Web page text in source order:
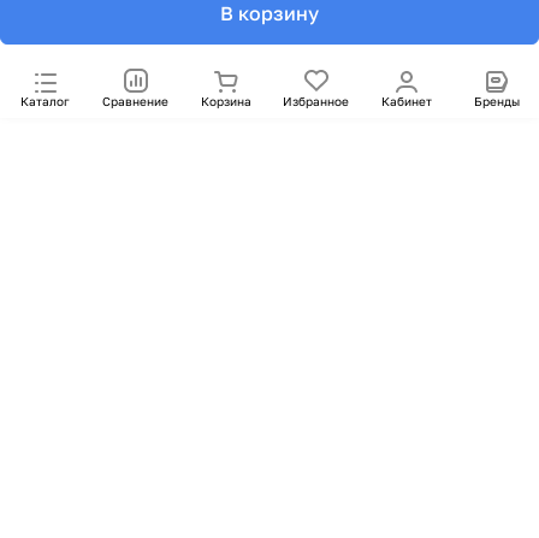
В корзину
Каталог Сравнение Корзина Избранное Кабинет Бренды